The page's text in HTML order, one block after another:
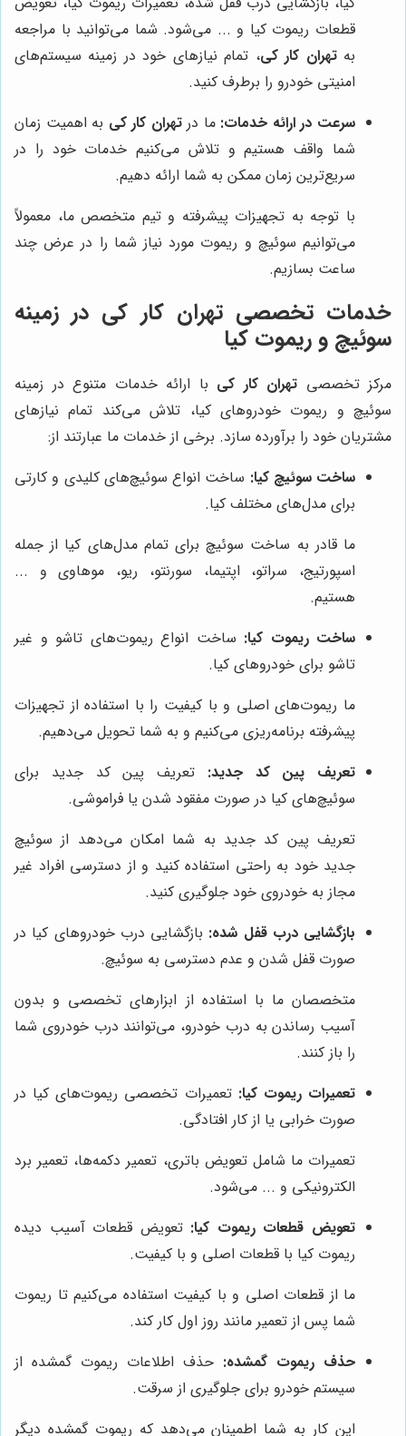
قطعات ریموت کیا و ... می‌شود. شما می‌توانید با مراجعه
بهتهران کار کی، تمام نیازهای خود در زمینه سیستم‌های
امنیتی خودرو را برطرف کنید.
سرعت در ارائه خدمات: ما درتهران کار کی به اهمیت زمان
شما واقف هستیم و تلاش می‌کنیم خدمات خود را در
سریع‌ترین زمان ممکن به شما ارائه دهیم.
با توجه به تجهیزات پیشرفته و تیم متخصص ما، معمولاً
می‌توانیم سوئیچ و ریموت مورد نیاز شما را در عرض چند
ساعت بسازیم.
خدمات تخصصیتهران کار کی در زمینه
سوئیچ و ریموت کیا
مرکز تخصصی تهران کار کی با ارائه خدمات متنوع در زمینه
سوئیچ و ریموت خودروهای کیا، تلاش می‌کند تمام نیازهای
مشتریان خود را برآورده سازد. برخی از خدمات ما عبارتند از:
ساخت سوئیچ کیا: ساخت انواع سوئیچ‌های کلیدی و کارتی
برای مدل‌های مختلف کیا.
ما قادر به ساخت سوئیچ برای تمام مدل‌های کیا از جمله
اسپورتیج، سراتو، اپتیما، سورنتو، ریو، موهاوی و ...
هستیم.
ساخت ریموت کیا: ساخت انواع ریموت‌های تاشو و غیر
تاشو برای خودروهای کیا.
ما ریموت‌های اصلی و با کیفیت را با استفاده از تجهیزات
پیشرفته برنامه‌ریزی می‌کنیم و به شما تحویل می‌دهیم.
تعریف پین کد جدید: تعریف پین کد جدید برای
سوئیچ‌های کیا در صورت مفقود شدن یا فراموشی.
تعریف پین کد جدید به شما امکان می‌دهد از سوئیچ
جدید خود به راحتی استفاده کنید و از دسترسی افراد غیر
مجاز به خودروی خود جلوگیری کنید.
بازگشایی درب قفل شده: بازگشایی درب خودروهای کیا در
صورت قفل شدن و عدم دسترسی به سوئیچ.
متخصصان ما با استفاده از ابزارهای تخصصی و بدون
آسیب رساندن به درب خودرو، می‌توانند درب خودروی شما
را باز کنند.
تعمیرات ریموت کیا: تعمیرات تخصصی ریموت‌های کیا در
صورت خرابی یا از کار افتادگی.
تعمیرات ما شامل تعویض باتری، تعمیر دکمه‌ها، تعمیر برد
الکترونیکی و ... می‌شود.
تعویض قطعات ریموت کیا: تعویض قطعات آسیب دیده
ریموت کیا با قطعات اصلی و با کیفیت.
ما از قطعات اصلی و با کیفیت استفاده می‌کنیم تا ریموت
شما پس از تعمیر مانند روز اول کار کند.
حذف ریموت گمشده: حذف اطلاعات ریموت گمشده از
سیستم خودرو برای جلوگیری از سرقت.
این کار به شما اطمینان می‌دهد که ریموت گمشده دیگر